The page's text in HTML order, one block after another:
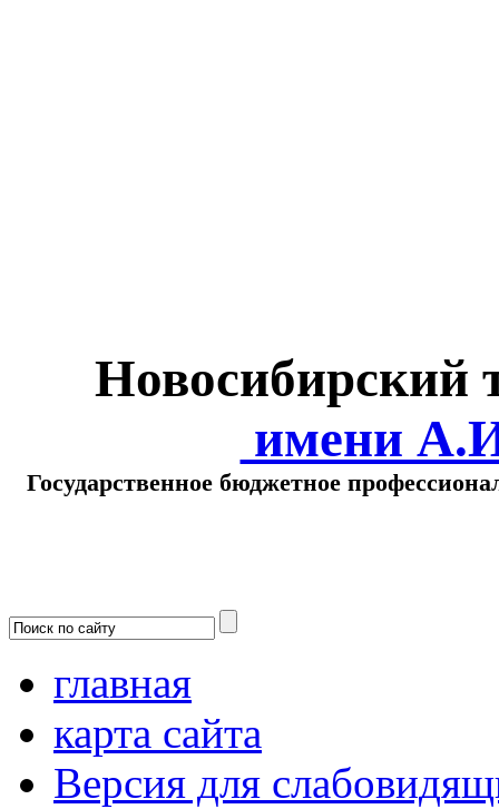
Новосибирский
имени
Государственное бюджетное
главная
карта сайта
Версия для